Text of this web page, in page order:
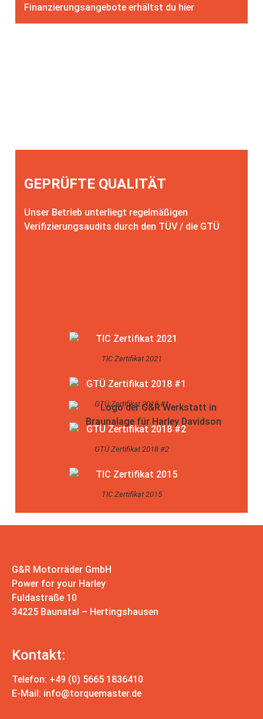
Finanzierungsangebote erhältst du hier
GEPRÜFTE QUALITÄT
Unser Betrieb unterliegt regelmäßigen
Verifizierungsaudits durch den TÜV / die GTÜ
TIC Zertifikat 2021
GTÜ Zertifikat 2018 #1
GTÜ Zertifikat 2018 #2
TIC Zertifikat 2015
G&R Motorräder GmbH
Power for your Harley
Fuldastraße 10
34225 Baunatal – Hertingshausen
Kontakt:
Telefon: +49 (0) 5665 1836410
E-Mail: info@torquemaster.de